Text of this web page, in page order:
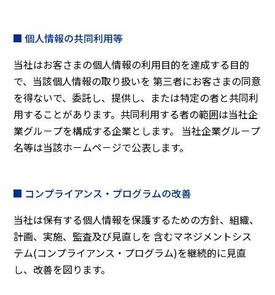
個人情報の共同利用等
当社はお客さまの個人情報の利用目的を達成する目的
で、当該個人情報の取り扱いを 第三者にお客さまの同意
を得ないで、委託し、提供し、または特定の者と共同利
用することがあります。共同利用する者の範囲は当社企
業グル－プを構成する企業とします。 当社企業グル－プ
名等は当該ホ－ムペ－ジで公表します。
コンプライアンス・プログラムの改善
当社は保有する個人情報を保護するための方針、組織、
計画、実施、監査及び見直しを 含むマネジメントシス
テム(コンプライアンス・プログラム)を継続的に見直
し、改善を図ります。